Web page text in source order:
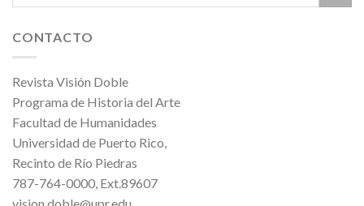
CONTACTO
Revista Visión Doble
Programa de Historia del Arte
Facultad de Humanidades
Universidad de Puerto Rico,
Recinto de Río Piedras
787-764-0000, Ext.89607
vision.doble@upr.edu